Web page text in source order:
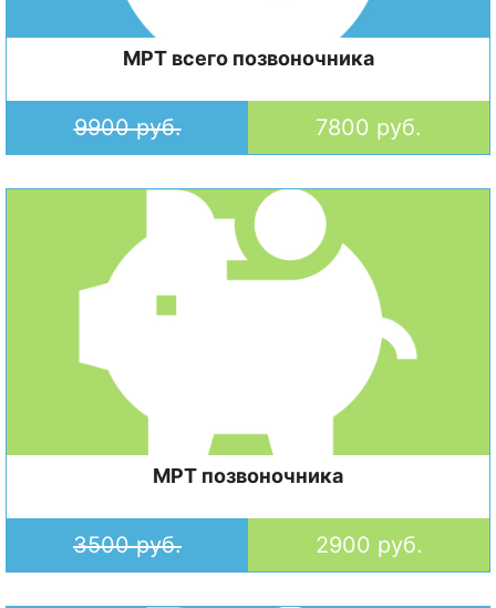
МРТ всего позвоночника
9900 руб. 7800 руб.
МРТ позвоночника
3500 руб. 2900 руб.